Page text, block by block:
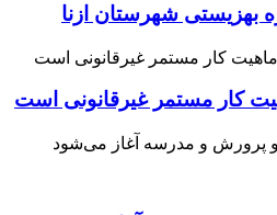
بهزیستی شهرستان ازنا
کار مستمر غیرقانونی است